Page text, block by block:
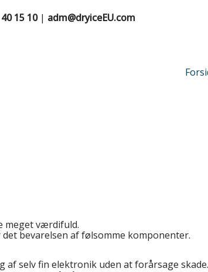
15 10| adm@dryiceEU.com
meget værdifuld.
bevarelsen af følsomme komponenter.
selv fin elektronik uden at forårsage